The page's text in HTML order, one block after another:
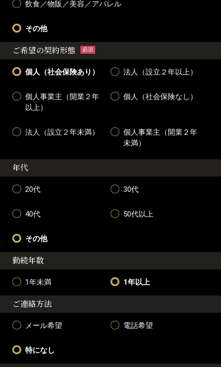
飲食／物販／美容／アパレル
その他
ご希望の契約形態 必須
個人（社会保険あり） 法人（設立２年以上）
個人事業主（開業２年
以上）
個人（社会保険なし）
法人（設立２年未満）
個人事業主（開業２年
未満）
年代
20代 30代
40代 50代以上
その他
勤続年数
1年未満 1年以上
ご連絡方法
メール希望 電話希望
特になし